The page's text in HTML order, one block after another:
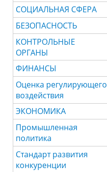
СОЦИАЛЬНАЯ СФЕРА
БЕЗОПАСНОСТЬ
КОНТРОЛЬНЫЕ
ОРГАНЫ
ФИНАНСЫ
Оценка регулирующего
воздействия
ЭКОНОМИКА
Промышленная
политика
Стандарт развития
конкуренции